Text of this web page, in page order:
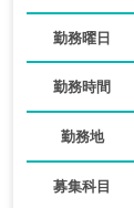
勤務曜日
勤務時間
勤務地
募集科目